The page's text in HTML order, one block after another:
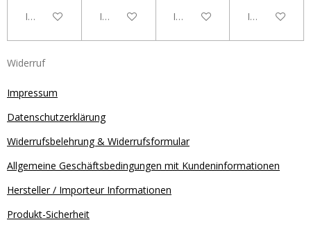
In den WarenkorbIn den WarenkorbIn den WarenkorbIn den
Widerruf
Impressum
Datenschutzerklärung
Widerrufsbelehrung & Widerrufsformular
Allgemeine Geschäftsbedingungen mit Kundeninformationen
Hersteller / Importeur Informationen
Produkt-Sicherheit